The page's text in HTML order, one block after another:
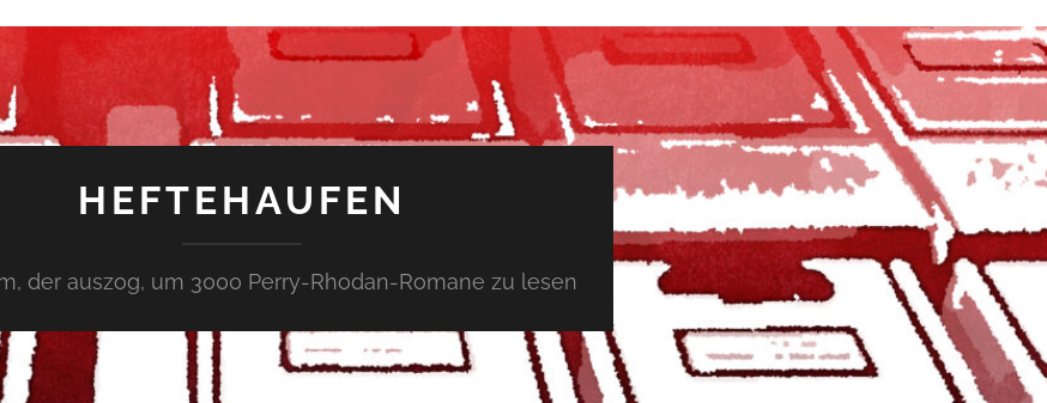
HEFTEHAUFEN
der auszog, um 3000 Perry-Rhodan-Romane zu lesen